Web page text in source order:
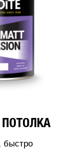
быстро